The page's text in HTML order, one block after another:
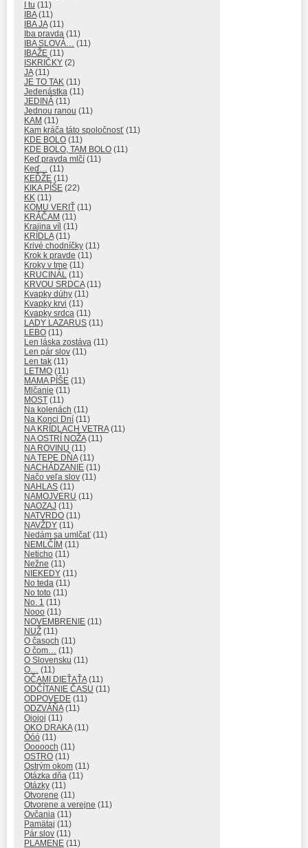
I tu (11)
IBA(11)
IBA JA(11)
Iba pravda (11)
IBA SLOVÁ… (11)
IBAŽE (11)
ISKRIČKY (2)
JA(11)
JE TO TAK (11)
Jedenástka (11)
JEDINÁ (11)
Jednou ranou (11)
KAM (11)
Kam kráča táto spoločnosť (11)
KDE BOLO (11)
KDE BOLO, TAM BOLO (11)
Keď pravda mlčí (11)
Keď… (11)
KEĎŽE (11)
KIKA PÍŠE (22)
KK (11)
KOMU VERIŤ (11)
KRÁČAM (11)
Krajina víl (11)
KRÍDLA(11)
Krivé chodníčky (11)
Krok k pravde (11)
Kroky v tme (11)
KRUCINÁL (11)
KRVOU SRDCA(11)
Kvapky dúhy (11)
Kvapky krvi (11)
Kvapky srdca (11)
LADY LAZARUS (11)
LEBO (11)
Len láska zostáva (11)
Len pár slov (11)
Len tak (11)
LETMO (11)
MAMA PÍŠE (11)
Mlčanie (11)
MOST (11)
Na kolenách (11)
Na Konci Dní (11)
NA KRÍDLACH VETRA(11)
NA OSTRÍ NOŽA(11)
NA ROVINU (11)
NA TEPE DŇA(11)
NACHÁDZANIE (11)
Načo veľa slov (11)
NAHLAS (11)
NAMOJVERU (11)
NAOZAJ (11)
NATVRDO (11)
NAVŽDY (11)
Nedám sa umlčať (11)
NEMLČÍM (11)
Neticho (11)
Nežne (11)
NIEKEDY (11)
No teda (11)
No toto (11)
No. 1 (11)
Nooo (11)
NOVEMBRENIE (11)
NUŽ (11)
O časoch (11)
O čom… (11)
O Slovensku (11)
O… (11)
OČAMI DIEŤAŤA(11)
ODČÍTANIE ČASU (11)
ODPOVEDE (11)
ODZVÁŇA(11)
Ojojoj (11)
OKO DRAKA(11)
Óóó (11)
Oooooch (11)
OSTRO (11)
Ostrým okom (11)
Otázka dňa (11)
Otázky (11)
Otvorene (11)
Otvorene a verejne (11)
Ovčania (11)
Pamätaj (11)
Pár slov (11)
PLAMENE (11)